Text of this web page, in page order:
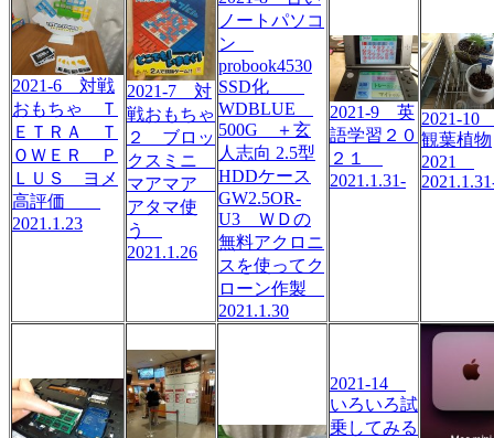
2021-6 対戦
おもちゃ Ｔ
ＥＴＲＡ Ｔ
ＯＷＥＲ Ｐ
ＬＵＳ ヨメ
高評価
2021.1.23
2021-7 対
戦おもちゃ
２ ブロッ
クスミニ
マアマア
アタマ使
う
2021.1.26
ノートパソコ
ン
probook4530
SSD化
WDBLUE
500G ＋玄
人志向 2.5型
HDDケース
GW2.5OR-
U3 ＷＤの
無料アクロニ
スを使ってク
ローン作製
2021.1.30
2021-9 英
語学習２０
２１
2021.1.31-
2021-
観葉植物
2021
2021-14
いろいろ試
乗してみる